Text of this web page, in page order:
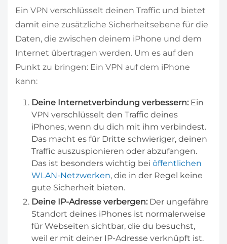
Ein VPN verschlüsselt deinen Traffic und bietet
damit eine zusätzliche Sicherheitsebene für die
Daten, die zwischen deinem iPhone und dem
Internet übertragen werden. Um es auf den
Punkt zu bringen: Ein VPN auf dem iPhone
kann:
Deine Internetverbindung verbessern: Ein
VPN verschlüsselt den Traffic deines
iPhones, wenn du dich mit ihm verbindest.
Das macht es für Dritte schwieriger, deinen
Traffic auszuspionieren oder abzufangen.
Das ist besonders wichtig bei öffentlichen
WLAN-Netzwerken, die in der Regel keine
gute Sicherheit bieten.
Deine IP-Adresse verbergen: Der ungefähre
Standort deines iPhones ist normalerweise
für Webseiten sichtbar, die du besuchst,
weil er mit deiner IP-Adresse verknüpft ist.